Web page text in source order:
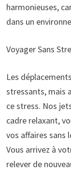
harmonieuses,
dans un
Voyager Sans
Les
stressants, mais
ce stress. Nos
cadre relaxant,
vos affaires sans
Vous arrivez à
relever de